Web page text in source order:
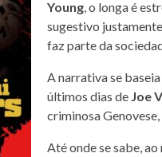
Young, o longa é
sugestivo
faz parte da
A narrativa se
últimos dias de Joe
criminosa
Até onde se sabe,